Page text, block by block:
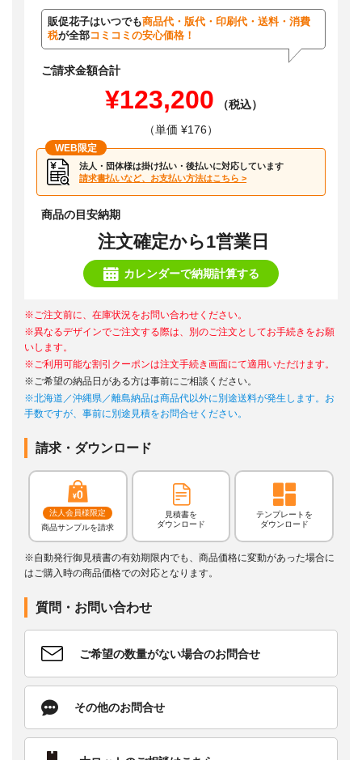
販促花子はいつでも商品代・版代・印刷代・送料・消費
税が全部コミコミの安心価格！
ご請求金額合計
¥123,200
（税込）
（単価 ¥176）
WEB限定
法人・団体様は掛け払い・後払いに対応しています
請求書払いなど、お支払い方法はこちら >
商品の目安納期
注文確定から1営業日
カレンダーで納期計算する
※ご注文前に、在庫状況をお問い合わせください。
※異なるデザインでご注文する際は、別のご注文としてお手続きをお願
いします。
※ご利用可能な割引クーポンは注文手続き画面にて適用いただけます。
※ご希望の納品日がある方は事前にご相談ください。
※北海道／沖縄県／離島納品は商品代以外に別途送料が発生します。お
手数ですが、事前に別途見積をお問合せください。
請求・ダウンロード
法人会員様限定
商品サンプルを請求
見積書を
ダウンロード
テンプレートを
ダウンロード
※自動発行御見積書の有効期限内でも、商品価格に変動があった場合に
はご購入時の商品価格での対応となります。
質問・お問い合わせ
ご希望の数量がない場合のお問合せ
その他のお問合せ